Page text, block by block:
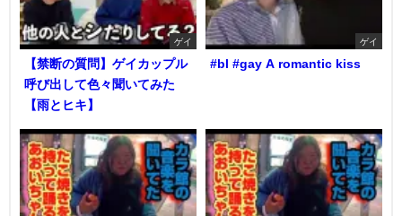
ゲイ
【禁断の質問】ゲイカップル
呼び出して色々聞いてみた
【雨とヒキ】
ゲイ
#bl #gay A romantic kiss